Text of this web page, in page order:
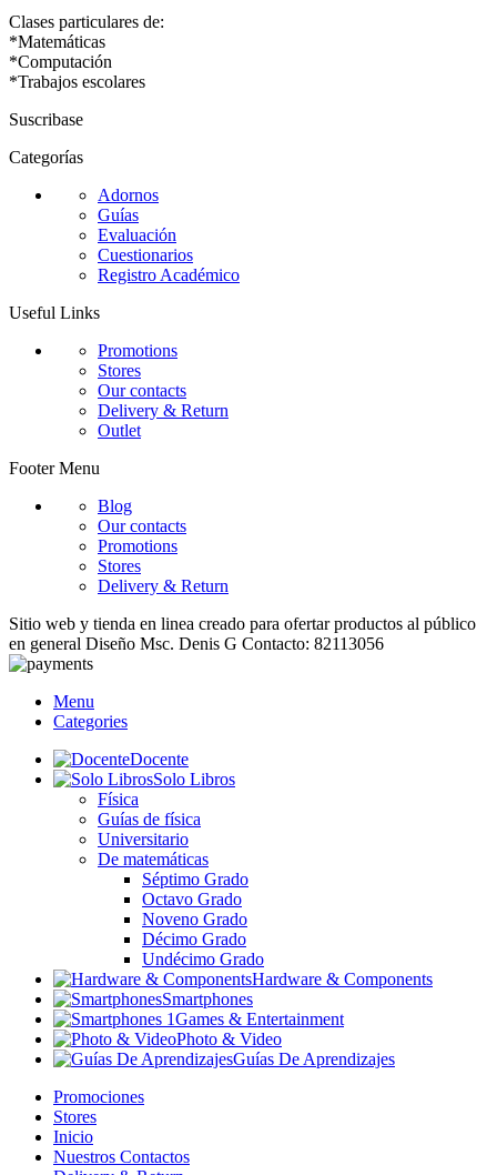
Clases particulares de:
*Matemáticas
*Computación
*Trabajos escolares
Suscribase
Categorías
Adornos
Guías
Evaluación
Cuestionarios
Registro Académico
Useful Links
Promotions
Stores
Our contacts
Delivery & Return
Outlet
Footer Menu
Blog
Our contacts
Promotions
Stores
Delivery & Return
Sitio web y tienda en linea creado para ofertar productos al público
en general Diseño Msc. Denis G Contacto: 82113056
Menu
Categories
Docente
Solo Libros
Física
Guías de física
Universitario
De matemáticas
Séptimo Grado
Octavo Grado
Noveno Grado
Décimo Grado
Undécimo Grado
Hardware & Components
Smartphones
Games & Entertainment
Photo & Video
Guías De Aprendizajes
Promociones
Stores
Inicio
Nuestros Contactos